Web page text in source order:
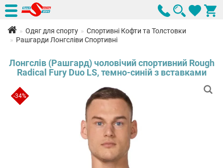
Одяг для спорту
Спортивні Кофти та Толстовки
Рашгарди Лонгсліви Спортивні
Лонгслів (Рашгард) чоловічий спортивний Rough
Radical Fury Duo LS, темно-синій з вставками
-34%